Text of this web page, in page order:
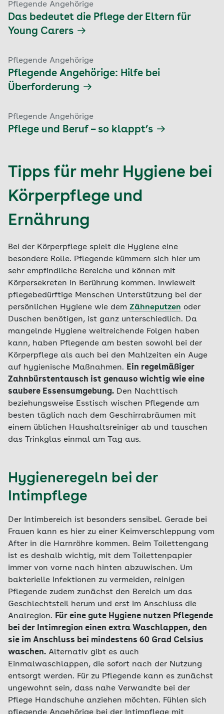
Pflegende Angehörige
Das bedeutet die Pflege der Eltern für
Young Carers
Pflegende Angehörige
Pflegende Angehörige: Hilfe bei
Überforderung
Pflegende Angehörige
Pflege und Beruf – so klappt’s
Tipps für mehr Hygiene bei
Körperpflege und
Ernährung
Bei der Körperpflege spielt die Hygiene eine
besondere Rolle. Pflegende kümmern sich hier um
sehr empfindliche Bereiche und können mit
Körpersekreten in Berührung kommen. Inwieweit
pflegebedürftige Menschen Unterstützung bei der
persönlichen Hygiene wie dem Zähneputzen oder
Duschen benötigen, ist ganz unterschiedlich. Da
mangelnde Hygiene weitreichende Folgen haben
kann, haben Pflegende am besten sowohl bei der
Körperpflege als auch bei den Mahlzeiten ein Auge
auf hygienische Maßnahmen. Ein regelmäßiger
Zahnbürstentausch ist genauso wichtig wie eine
saubere Essensumgebung. Den Nachttisch
beziehungsweise Esstisch wischen Pflegende am
besten täglich nach dem Geschirrabräumen mit
einem üblichen Haushaltsreiniger ab und tauschen
das Trinkglas einmal am Tag aus.
Hygieneregeln bei der
Intimpflege
Der Intimbereich ist besonders sensibel. Gerade bei
Frauen kann es hier zu einer Keimverschleppung vom
After in die Harnröhre kommen. Beim Toilettengang
ist es deshalb wichtig, mit dem Toilettenpapier
immer von vorne nach hinten abzuwischen. Um
bakterielle Infektionen zu vermeiden, reinigen
Pflegende zudem zunächst den Bereich um das
Geschlechtsteil herum und erst im Anschluss die
Analregion. Für eine gute Hygiene nutzen Pflegende
bei der Intimregion einen extra Waschlappen, den
sie im Anschluss bei mindestens 60 Grad Celsius
waschen. Alternativ gibt es auch
Einmalwaschlappen, die sofort nach der Nutzung
entsorgt werden. Für zu Pflegende kann es zunächst
ungewohnt sein, dass nahe Verwandte bei der
Pflege Handschuhe anziehen möchten. Fühlen sich